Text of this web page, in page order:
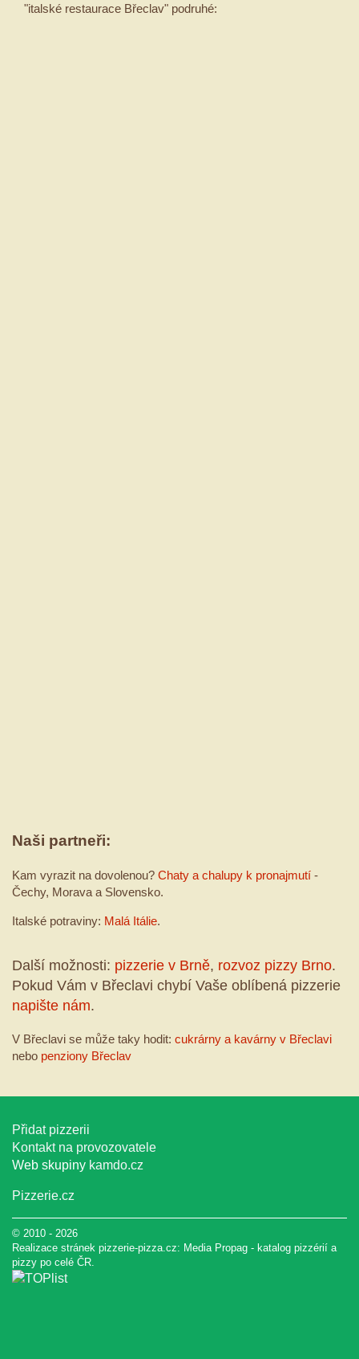
"italské restaurace Břeclav" podruhé:
Naši partneři:
Kam vyrazit na dovolenou? Chaty a chalupy k pronajmutí -
Čechy, Morava a Slovensko.
Italské potraviny: Malá Itálie.
Další možnosti: pizzerie v Brně, rozvoz pizzy Brno.
Pokud Vám v Břeclavi chybí Vaše oblíbená pizzerie
napište nám.
V Břeclavi se může taky hodit: cukrárny a kavárny v Břeclavi
nebo penziony Břeclav
Přidat pizzerii
Kontakt na provozovatele
Web skupiny kamdo.cz
Pizzerie.cz
© 2010 - 2026
Realizace stránek pizzerie-pizza.cz: Media Propag - katalog pizzérií a
pizzy po celé ČR.